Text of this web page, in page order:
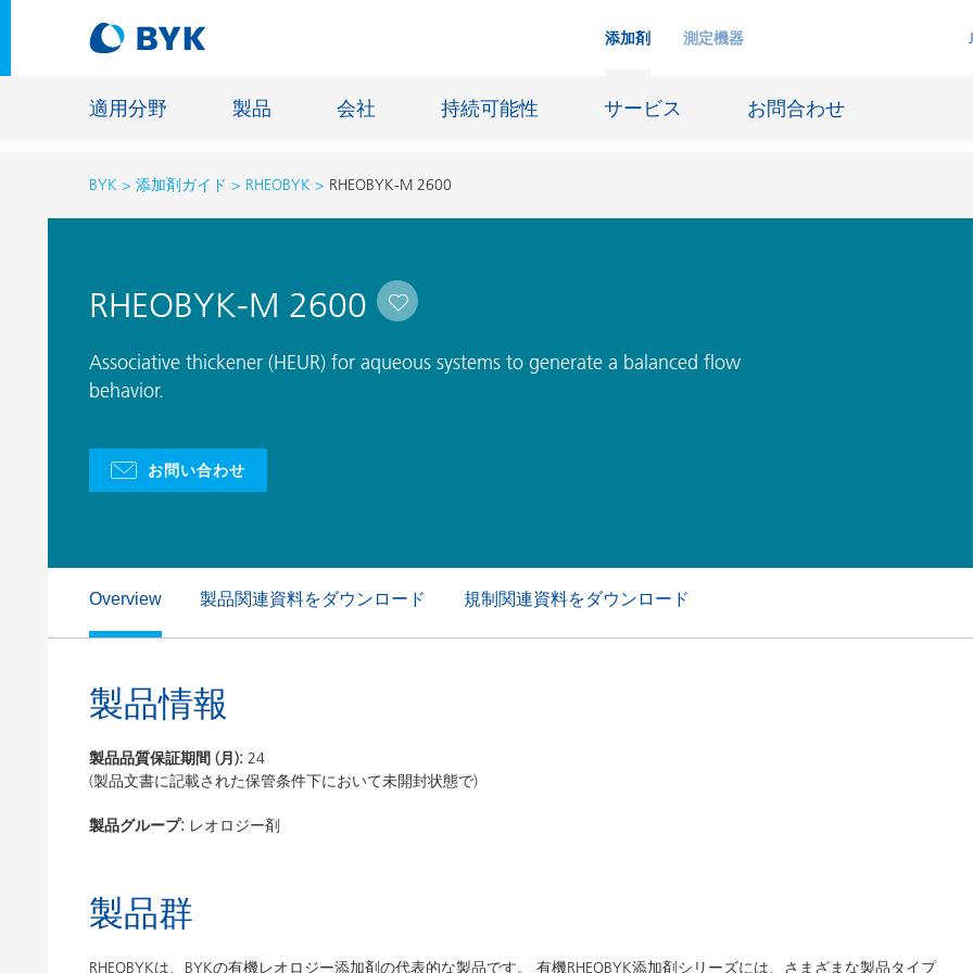
添加剤 測定機器
適用分野 製品 会社 持続可能性 サービス お問合わせ
適用分野別の推奨製品
接着剤およびシーリング材
建築塗料
自動車・車両用塗料
缶コーティング
エネルギー貯蔵
BYK 添加剤ガイド RHEOBYK RHEOBYK-M 2600
RHEOBYK-M 2600
Associative thickener (HEUR) for aqueous systems to generate a balanced flow
behavior.
お問い合わせ
Overview 製品関連資料をダウンロード 規制関連資料をダウンロード
製品情報
製品品質保証期間 (月): 24
(製品文書に記載された保管条件下において未開封状態で)
製品グループ: レオロジー剤
製品群
RHEOBYKは、BYKの有機レオロジー添加剤の代表的な製品です。 有機RHEOBYK添加剤シリーズには、さまざまな製品タイプ